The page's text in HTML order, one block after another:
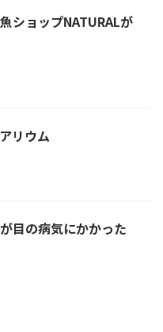
ショップNATURALが
リウム
目の病気にかかった